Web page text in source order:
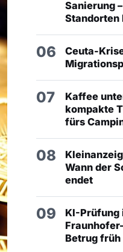
Sanierung
06
Ceuta-
07
Kaffee
kompakte
fürs
08
Wann der
endet
09
KI-Prüfung
Betrug